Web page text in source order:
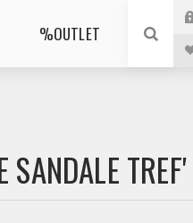
%OUTLET
TREF'